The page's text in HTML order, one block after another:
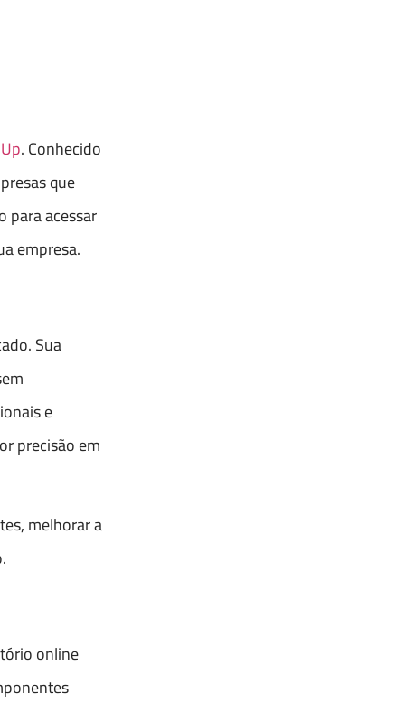
. Conhecido
que
para acessar
empresa.
Sua
e
precisão em
melhorar a
online